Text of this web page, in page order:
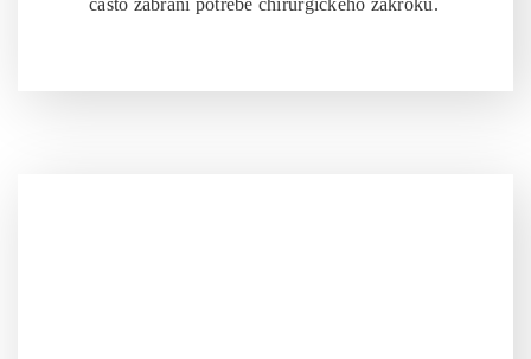
často zabráni potrebe chirurgického zákroku.